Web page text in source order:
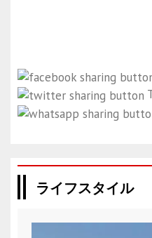
ライフスタイル